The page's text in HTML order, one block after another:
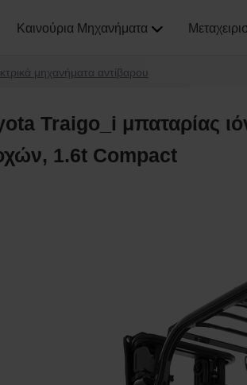
Καινούρια Μηχανήματα
μηχανήματα αντίβαρου
Traigo_i μπαταρίας
1.6t Compact